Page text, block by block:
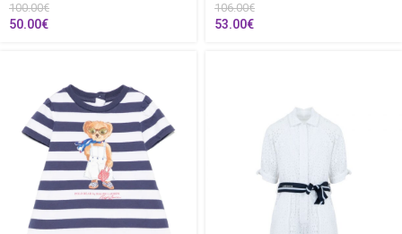
100.00€
50.00€
106.00€
53.00€